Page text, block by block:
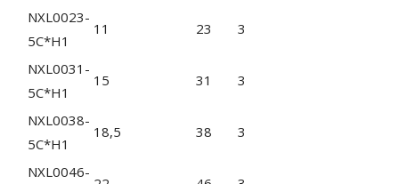
NXL0023-
5C*H1
11 23 3
NXL0031-
5C*H1
15 31 3
NXL0038-
5C*H1
18,5 38 3
NXL0046-